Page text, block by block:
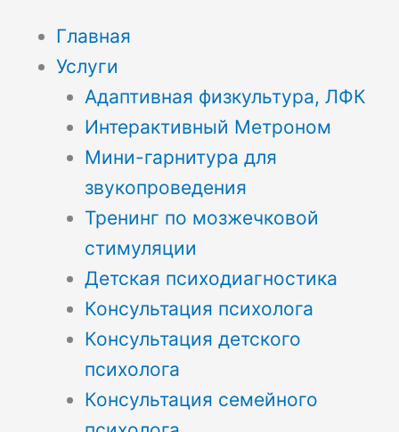
Главная
Услуги
Адаптивная физкультура, ЛФК
Интерактивный Метроном
Мини-гарнитура для
звукопроведения
Тренинг по мозжечковой
стимуляции
Детская психодиагностика
Консультация психолога
Консультация детского
психолога
Консультация семейного